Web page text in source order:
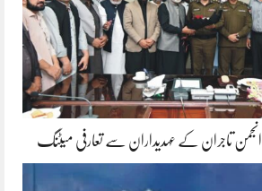
انجمن تاجران کے عہدیداران سے تعارفی میٹنگ